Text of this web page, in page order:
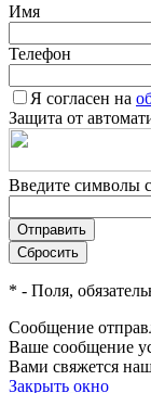
Имя
Телефон
Я согласен на
Защита от
Введите символы
* - Поля,
Сообщение
Ваше сообщение
Вами свяжется
Закрыть окно